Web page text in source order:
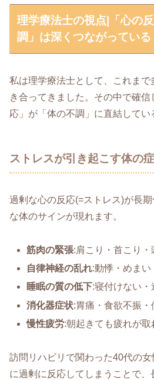
理学療法士の視点|「心の
調」は深くつながっている
私は理学療法士として、これまで
き合ってきました。その中で確信
応」が「体の不調」に直結してい
ストレスが引き起こす体の
過剰な心の反応(=ストレス)が長
な体のサインが現れます。
筋肉の緊張:肩こり・首こり・
自律神経の乱れ:動悸・めま
睡眠の質の低下:寝付けない・
消化器症状:胃痛・食欲不振・
慢性疲労:朝起きても疲れが取
訪問リハビリで関わった40代の
に過剰に反応してしまうことで